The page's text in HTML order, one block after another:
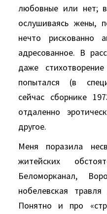
любовные или нет;
ослушиваясь жены,
нечто рискованно
адресованное. В
даже
попытался (в
сейчас сборнике
отдаленно
другое.
Меня поразила
житейских
Беломорканал,
нобелевская
Понятно и про